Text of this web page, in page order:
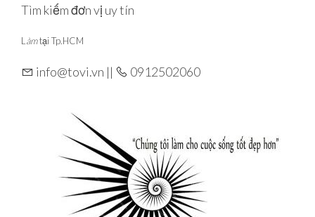
Skip
content
Tìm kiếm đơn vị uy tín
L àmtại Tp.HCM
info@tovi.vn || 0912502060